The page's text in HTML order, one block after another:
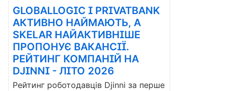
GLOBALLOGIC І PRIVATBANK
АКТИВНО НАЙМАЮТЬ, А
SKELAR НАЙАКТИВНІШЕ
ПРОПОНУЄ ВАКАНСІЇ.
РЕЙТИНГ КОМПАНІЙ НА
DJINNI - ЛІТО 2026
Рейтинг роботодавців Djinni за перше